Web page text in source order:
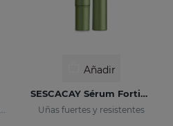
Hidrata, fortalece, protege y regula el crecimiento de las uñas.
Añadir
SESCACAY Sérum Fortificante De Uñas
Uñas fuertes y resistentes